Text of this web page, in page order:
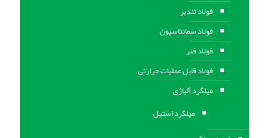
فولاد تندبر
فولاد سمانتاسیون
فولاد فنر
فولاد قابل عملیات حرارتی
ميلگرد آلیاژی
میلگرد استیل